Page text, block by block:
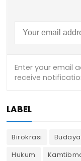
LABEL
Birokrasi Budaya
Hukum